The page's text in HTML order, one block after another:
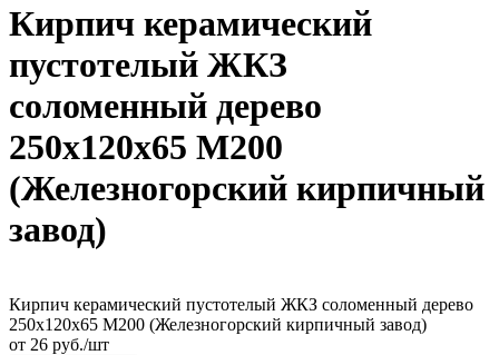
Кирпич керамический
пустотелый ЖКЗ
соломенный дерево
250х120х65 М200
(Железногорский кирпичный
завод)
Кирпич керамический пустотелый ЖКЗ соломенный дерево
250х120х65 М200 (Железногорский кирпичный завод)
от 26 руб./шт